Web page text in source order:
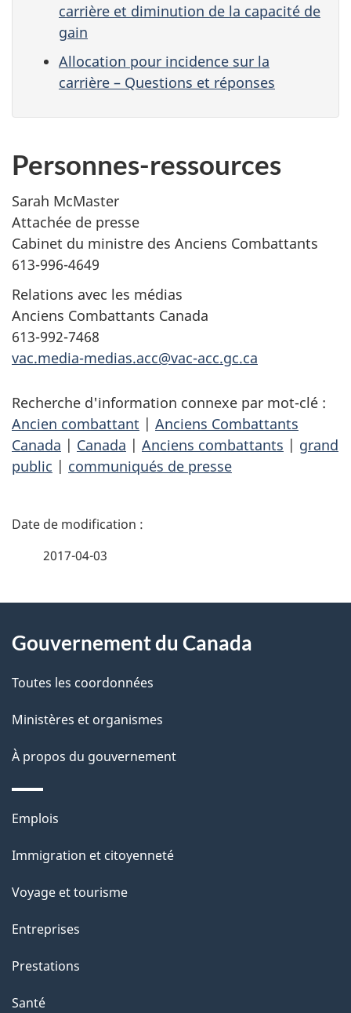
carrière et diminution de la capacité de
gain
Allocation pour incidence sur la
carrière – Questions et réponses
Personnes-ressources
Sarah McMaster
Attachée de presse
Cabinet du ministre des Anciens Combattants
613-996-4649
Relations avec les médias
Anciens Combattants Canada
613-992-7468
vac.media-medias.acc@vac-acc.gc.ca
Recherche d'information connexe par mot-clé :
Ancien combattant | Anciens Combattants
Canada | Canada | Anciens combattants | grand
public | communiqués de presse
D
i
l
s
d
e
l
a
p
a
g
e
2017-04-03
propos
de
ce
site
Gouvernement du Canada
Toutes les coordonnées
Ministères et organismes
À propos du gouvernement
Thèmes
sujets
Emplois
Immigration et citoyenneté
Voyage et tourisme
Entreprises
Prestations
Santé